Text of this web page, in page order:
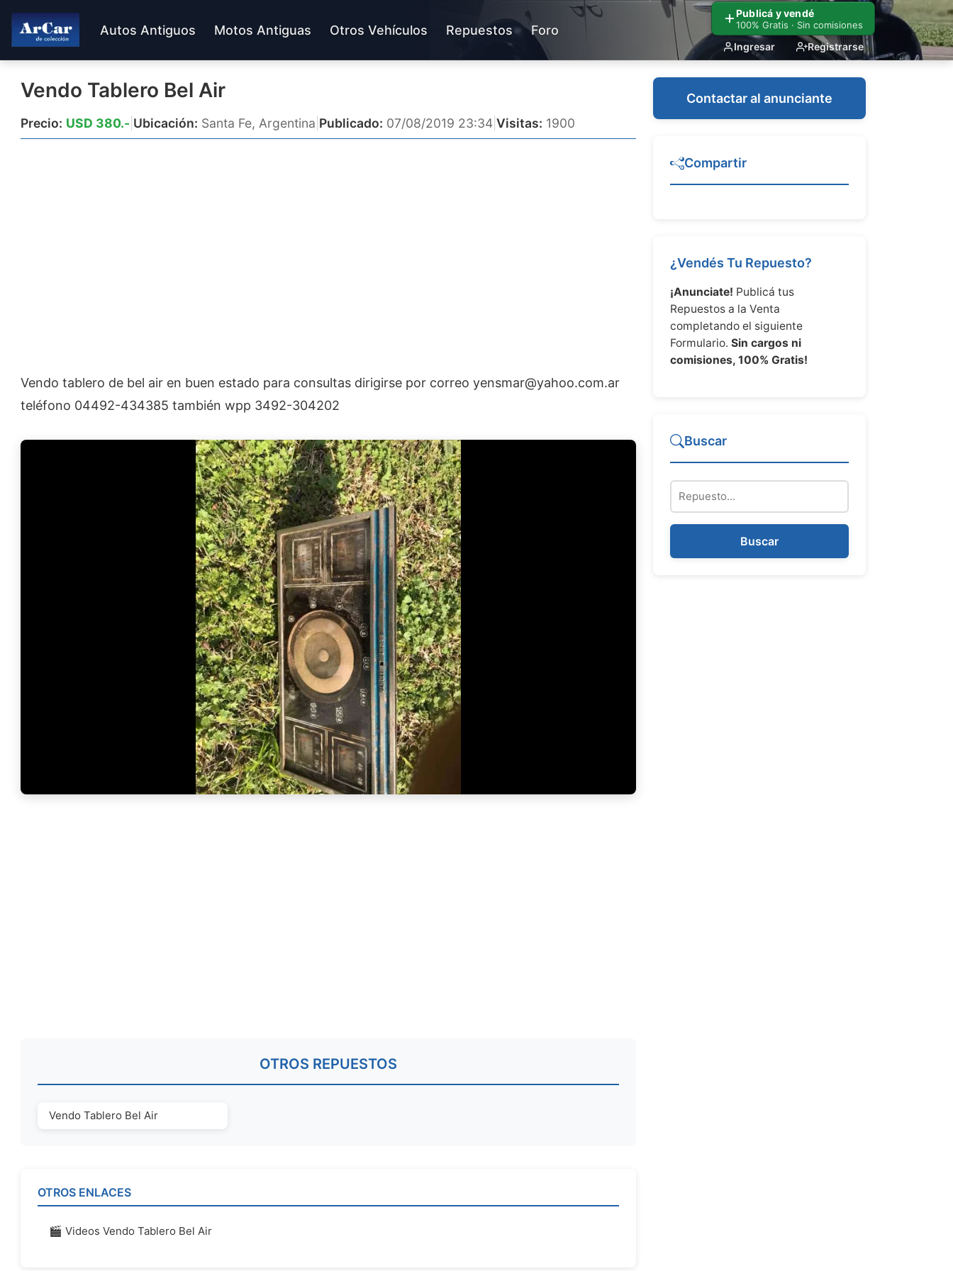
Publicá y vendé
100% Gratis · Sin comisiones
Ingresar Registrarse
Autos Antiguos Motos Antiguas Otros Vehículos Repuestos Foro
Vendo Tablero Bel Air
Precio: USD 380.- Ubicación: Santa Fe, Argentina Publicado: 07/08/2019 23:34 Visitas: 1900
Vendo tablero de bel air en buen estado para consultas dirigirse por correo yensmar@yahoo.com.ar
teléfono 04492-434385 también wpp 3492-304202
OTROS REPUESTOS
Vendo Tablero Bel Air
OTROS ENLACES
🎬 Videos Vendo Tablero Bel Air
Contactar al anunciante
Compartir
¿Vendés Tu Repuesto?
¡Anunciate! Publicá tus
Repuestos a la Venta
completando el siguiente
Formulario. Sin cargos ni
comisiones, 100% Gratis!
Buscar
Buscar